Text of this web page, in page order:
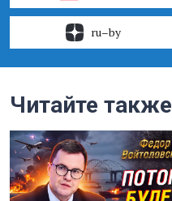
ru–by
Читайте также